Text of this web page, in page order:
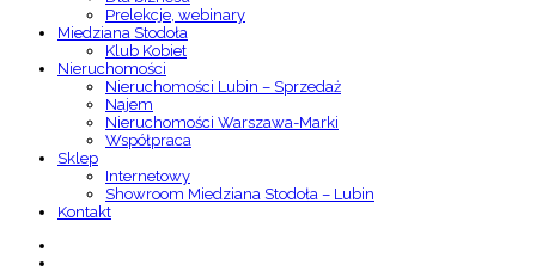
Prelekcje, webinary
Miedziana Stodoła
Klub Kobiet
Nieruchomości
Nieruchomości Lubin – Sprzedaż
Najem
Nieruchomości Warszawa-Marki
Współpraca
Sklep
Internetowy
Showroom Miedziana Stodoła – Lubin
Kontakt